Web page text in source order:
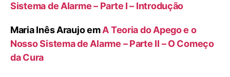
Sistema de Alarme – Parte I – Introdução
Maria Inês AraujoemA Teoria do Apego e o
Nosso Sistema de Alarme – Parte II – O Começo
da Cura